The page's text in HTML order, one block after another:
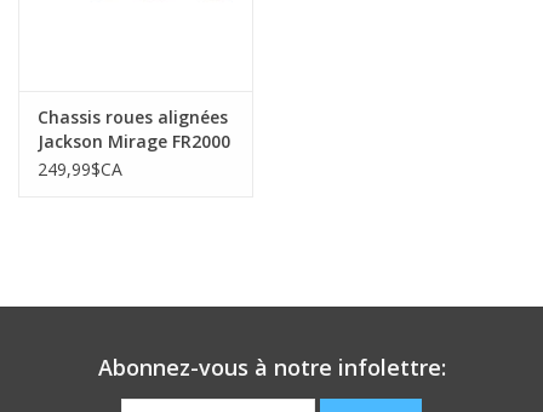
Chassis roues alignées
Jackson Mirage FR2000
249,99$CA
Abonnez-vous à notre infolettre: